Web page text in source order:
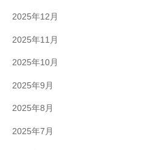
2025年12月
2025年11月
2025年10月
2025年9月
2025年8月
2025年7月